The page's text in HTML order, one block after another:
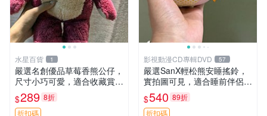
水星百貨 1
嚴選名創優品草莓香熊公仔，
尺寸小巧可愛，適合收藏賞玩
30cm 玩具 公仔 草莓熊
$289 8折
折扣碼
影視動漫CD專輯DVD 57
嚴選SanX輕松熊安睡搖鈴，
實拍圖可見，適合睡前伴侶，
Picks安撫好物 0325 懸吊 電
腦
$540 89折
折扣碼